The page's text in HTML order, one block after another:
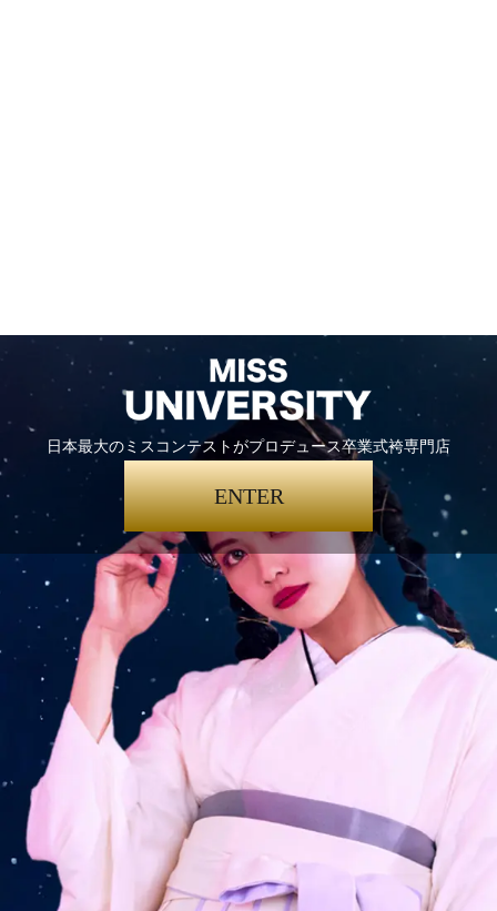
日本最大のミスコンテストがプロデュース卒業式袴専門店
ENTER